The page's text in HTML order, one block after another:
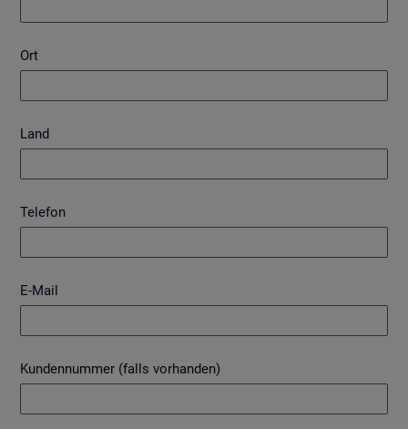
Ort
Land
Telefon
E-Mail
Kundennummer (falls vorhanden)